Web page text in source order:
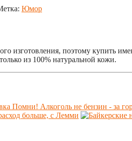
Юмор
изготовления, поэтому купить
из 100% натуральной кожи.